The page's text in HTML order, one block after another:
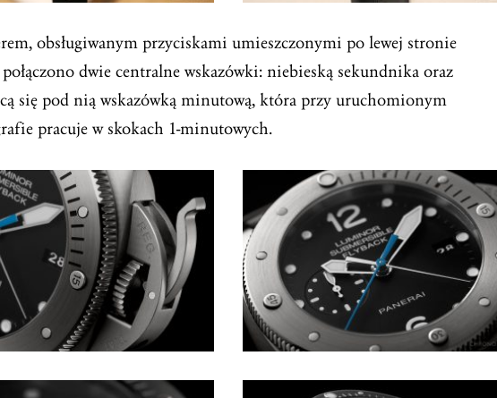
obsługiwanym przyciskami umieszczonymi po lewej stronie
dwie centralne wskazówki: niebieską sekundnika oraz
się pod nią wskazówką minutową, która przy uruchomionym
pracuje w skokach 1-minutowych.